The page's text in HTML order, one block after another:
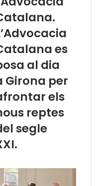
es
al dia
Girona per
els
reptes
segle